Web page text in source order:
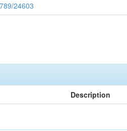
24603
Description